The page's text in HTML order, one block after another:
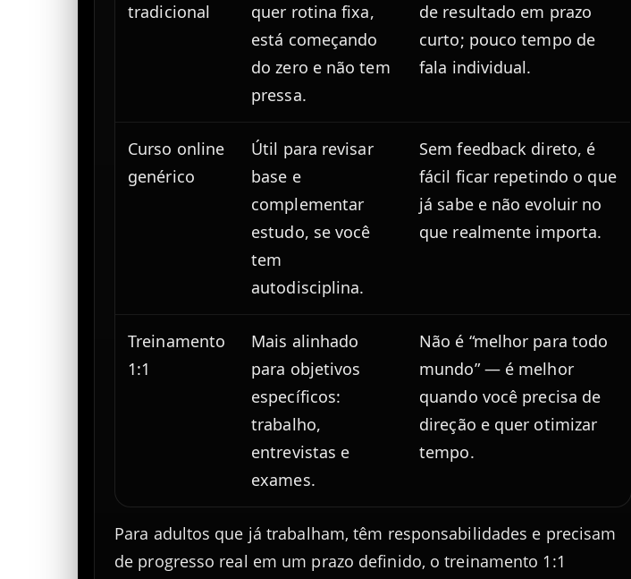
tradicional
quer rotina fixa,
está começando
do zero e não tem
pressa.
de resultado em prazo
curto; pouco tempo de
fala individual.
Curso online
genérico
Útil para revisar
base e
complementar
estudo, se você
tem
autodisciplina.
Sem feedback direto, é
fácil ficar repetindo o que
já sabe e não evoluir no
que realmente importa.
Treinamento
1:1
Mais alinhado
para objetivos
específicos:
trabalho,
entrevistas e
exames.
Não é “melhor para todo
mundo” — é melhor
quando você precisa de
direção e quer otimizar
tempo.
Para adultos que já trabalham, têm responsabilidades e precisam
de progresso real em um prazo definido, o treinamento 1:1